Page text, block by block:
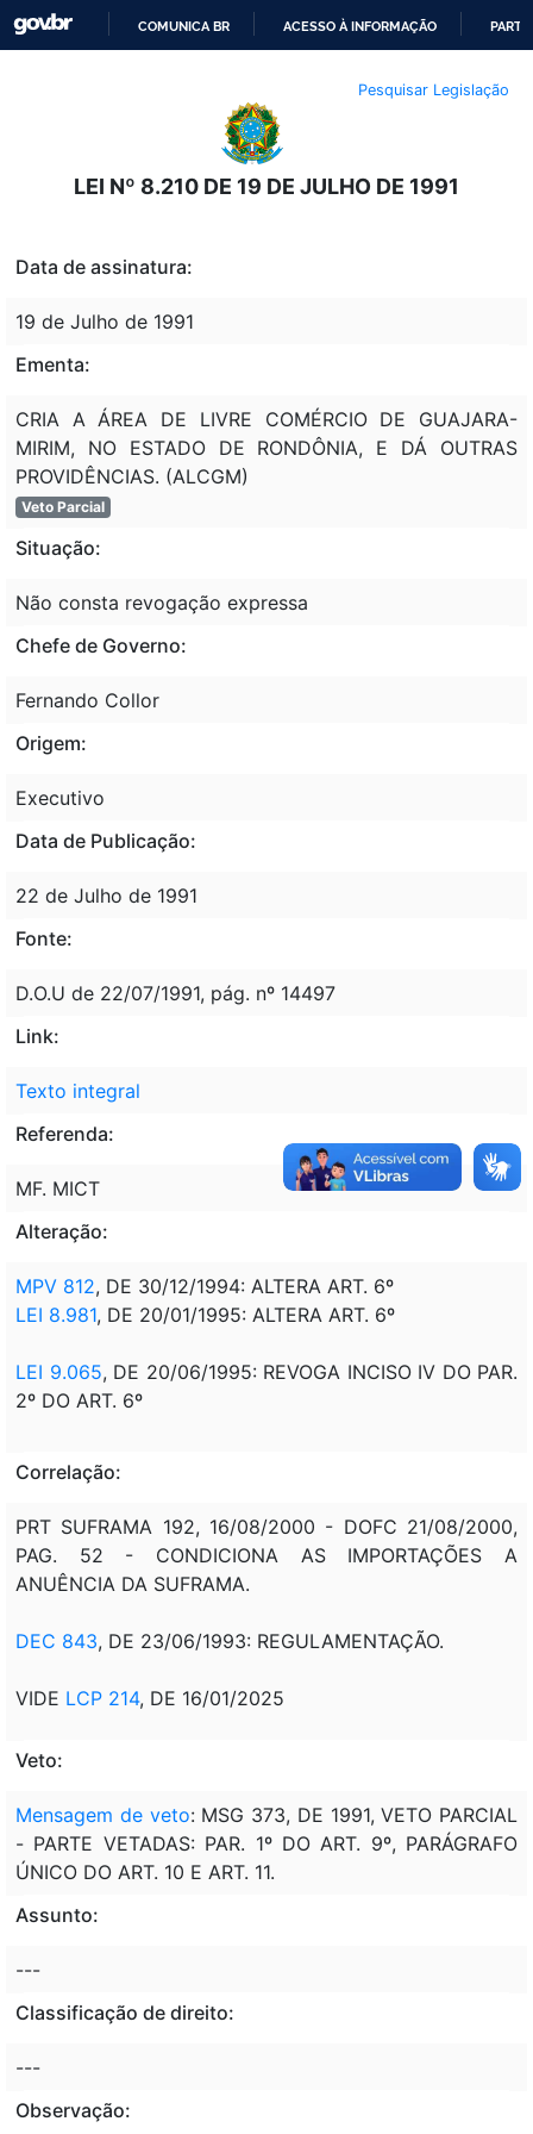
O
CONTEÚDO
COMUNICA BR ACESSO À INFORMAÇÃO
Pesquisar Legislação
LEI Nº 8.210 DE 19 DE JULHO DE 1991
Data de assinatura:
19 de Julho de 1991
Ementa:
CRIA A ÁREA DE LIVRE COMÉRCIO DE GUAJARA-
MIRIM, NO ESTADO DE RONDÔNIA, E DÁ OUTRAS
PROVIDÊNCIAS. (ALCGM)
Veto Parcial
Situação:
Não consta revogação expressa
Chefe de Governo:
Fernando Collor
Origem:
Executivo
Data de Publicação:
22 de Julho de 1991
Fonte:
D.O.U de 22/07/1991, pág. nº 14497
Link:
Texto integral
Referenda:
MF. MICT
Alteração:
MPV 812, DE 30/12/1994: ALTERA ART. 6º
LEI 8.981, DE 20/01/1995: ALTERA ART. 6º
LEI 9.065, DE 20/06/1995: REVOGA INCISO IV DO PAR.
2º DO ART. 6º
Correlação:
PRT SUFRAMA 192, 16/08/2000 - DOFC 21/08/2000,
PAG. 52 - CONDICIONA AS IMPORTAÇÕES A
ANUÊNCIA DA SUFRAMA.
DEC 843, DE 23/06/1993: REGULAMENTAÇÃO.
VIDE LCP 214, DE 16/01/2025
Veto:
Mensagem de veto: MSG 373, DE 1991, VETO PARCIAL
- PARTE VETADAS: PAR. 1º DO ART. 9º, PARÁGRAFO
ÚNICO DO ART. 10 E ART. 11.
Assunto:
---
Classificação de direito:
---
Observação: